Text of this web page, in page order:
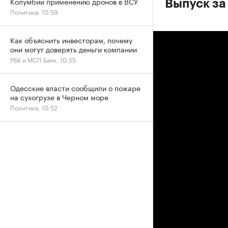
Выпуск
Политика, 10:59
Как объяснить инвесторам, почему
они могут доверять деньги компании
РБК и МСП Банк, 10:55
Одесские власти сообщили о пожаре
на сухогрузе в Черном море
Политика, 10:52